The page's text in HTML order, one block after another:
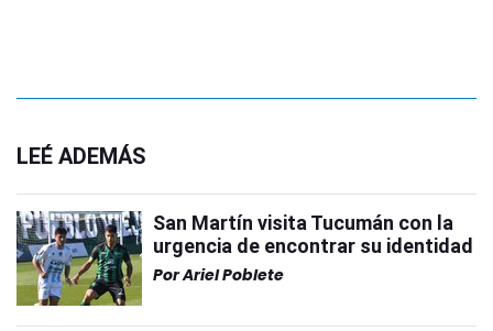
LEÉ ADEMÁS
San Martín visita Tucumán con la
urgencia de encontrar su identidad
PorAriel Poblete